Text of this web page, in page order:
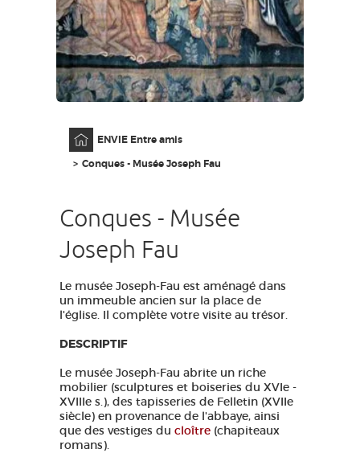
MA SÉLECTION
FR
ENVIE Entre amis
Conques - Musée Joseph Fau
Conques - Musée
Joseph Fau
Le musée Joseph-Fau est aménagé dans
un immeuble ancien sur la place de
l'église. Il complète votre visite au trésor.
DESCRIPTIF
Le musée Joseph-Fau abrite un riche
mobilier (sculptures et boiseries du XVIe -
XVIIIe s.), des tapisseries de Felletin (XVIIe
siècle) en provenance de l'abbaye, ainsi
que des vestiges du cloître (chapiteaux
romans).